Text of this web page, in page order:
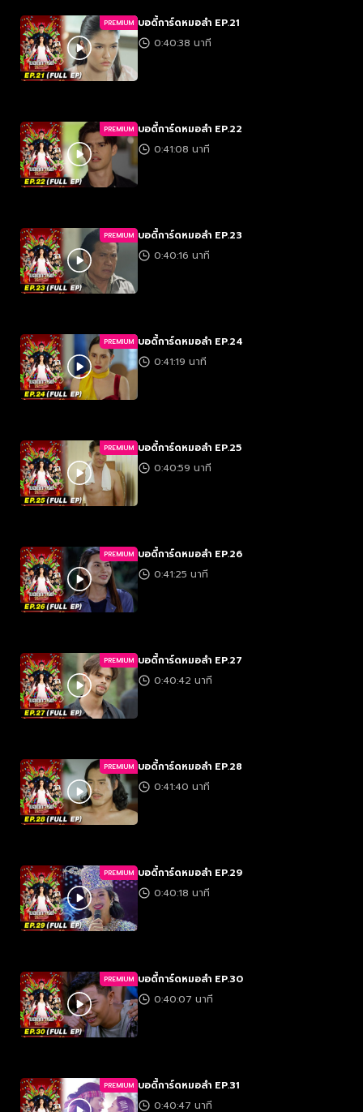
PREMIUM บอดี้การ์ดหมอลำ EP.21
0:40:38 นาที
PREMIUM บอดี้การ์ดหมอลำ EP.22
0:41:08 นาที
PREMIUM บอดี้การ์ดหมอลำ EP.23
0:40:16 นาที
PREMIUM บอดี้การ์ดหมอลำ EP.24
0:41:19 นาที
PREMIUM บอดี้การ์ดหมอลำ EP.25
0:40:59 นาที
PREMIUM บอดี้การ์ดหมอลำ EP.26
0:41:25 นาที
PREMIUM บอดี้การ์ดหมอลำ EP.27
0:40:42 นาที
PREMIUM บอดี้การ์ดหมอลำ EP.28
0:41:40 นาที
PREMIUM บอดี้การ์ดหมอลำ EP.29
0:40:18 นาที
PREMIUM บอดี้การ์ดหมอลำ EP.30
0:40:07 นาที
PREMIUM บอดี้การ์ดหมอลำ EP.31
0:40:47 นาที